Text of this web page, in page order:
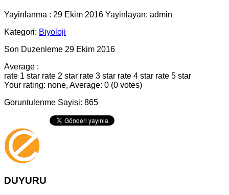
Yayinlanma : 29 Ekim 2016 Yayinlayan: admin
Kategori: Biyoloji
Son Duzenleme 29 Ekim 2016
Average :
rate 1 star rate 2 star rate 3 star rate 4 star rate 5 star
Your rating: none, Average: 0 (0 votes)
Goruntulenme Sayisi: 865
DUYURU